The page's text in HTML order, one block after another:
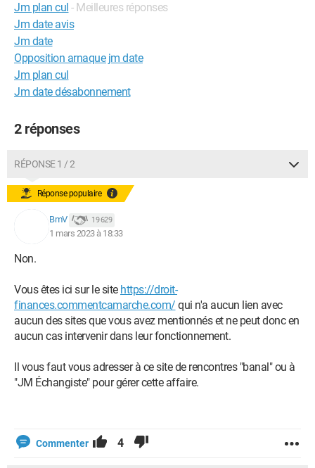
Jm plan cul - Meilleures réponses
Jm date avis
Jm date
Opposition arnaque jm date
Jm plan cul
Jm date désabonnement
2 réponses
RÉPONSE 1 / 2
Réponse populaire
BmV 19 629
1 mars 2023 à 18:33
Non.
Vous êtes ici sur le site https://droit-
finances.commentcamarche.com/ qui n'a aucun lien avec
aucun des sites que vous avez mentionnés et ne peut donc en
aucun cas intervenir dans leur fonctionnement.
Il vous faut vous adresser à ce site de rencontres "banal" ou à
"JM Échangiste" pour gérer cette affaire.
Commenter 4